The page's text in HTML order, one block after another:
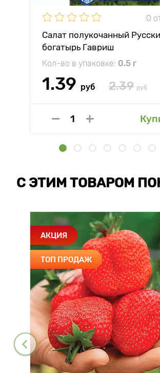
0
Салат полукочанный
богатырь Гавриш
Кол-во в упаковке: 0.5 г
1.39 руб 2.39 руб
С ЭТИМ ТОВАРОМ
АКЦИЯ
ТОП ПРОДАЖ